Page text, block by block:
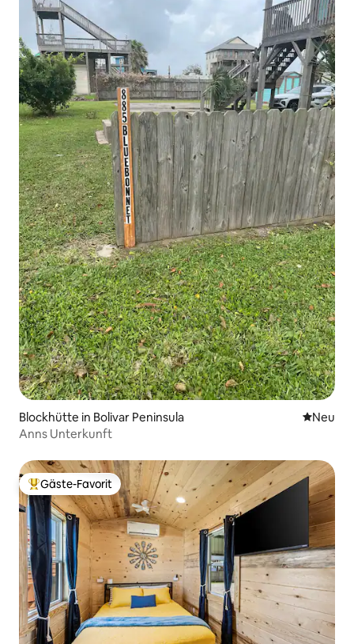
Blockhütte in Bolivar Peninsula Neue
Neu
Anns Unterkunft
Beliebter Gäste-Favorit.
Gäste-Favorit